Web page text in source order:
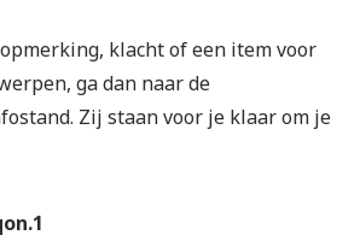
klacht of een item voor
ga dan naar de
Zij staan voor je klaar om je